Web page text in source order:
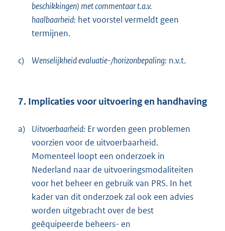
beschikkingen) met commentaar t.a.v.
haalbaarheid: het voorstel vermeldt geen
termijnen.
c) Wenselijkheid evaluatie-/horizonbepaling: n.v.t.
7. Implicaties voor uitvoering en handhaving
a) Uitvoerbaarheid: Er worden geen problemen
voorzien voor de uitvoerbaarheid.
Momenteel loopt een onderzoek in
Nederland naar de uitvoeringsmodaliteiten
voor het beheer en gebruik van PRS. In het
kader van dit onderzoek zal ook een advies
worden uitgebracht over de best
geëquipeerde beheers- en